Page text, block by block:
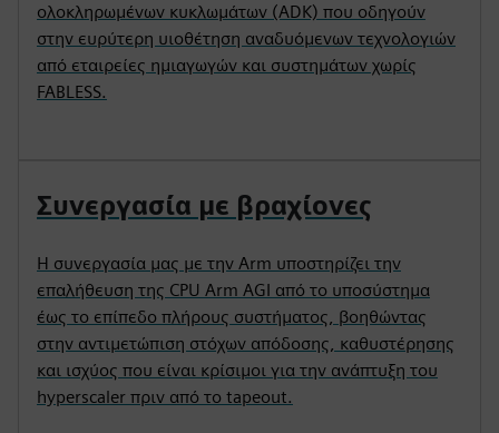
ολοκληρωμένων κυκλωμάτων (ADK) που οδηγούν
στην ευρύτερη υιοθέτηση αναδυόμενων τεχνολογιών
από εταιρείες ημιαγωγών και συστημάτων χωρίς
FABLESS.
Συνεργασία με βραχίονες
Η συνεργασία μας με την Arm υποστηρίζει την
επαλήθευση της CPU Arm AGI από το υποσύστημα
έως το επίπεδο πλήρους συστήματος, βοηθώντας
στην αντιμετώπιση στόχων απόδοσης, καθυστέρησης
και ισχύος που είναι κρίσιμοι για την ανάπτυξη του
hyperscaler πριν από το tapeout.